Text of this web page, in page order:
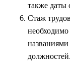
также даты
Стаж
необходимо